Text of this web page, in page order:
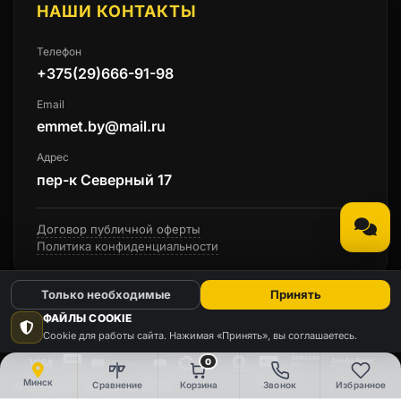
Минск Сравнение
0
Корзина Звонок Избранное
НАШИ КОНТАКТЫ
Телефон
+375(29)666-91-98
Email
emmet.by@mail.ru
Адрес
пер-к Северный 17
Договор публичной оферты
Политика конфиденциальности
© Все права защищены 2026г.
ФАЙЛЫ COOKIE
Cookie для работы сайта. Нажимая «Принять», вы соглашаетесь.
Только необходимые Принять